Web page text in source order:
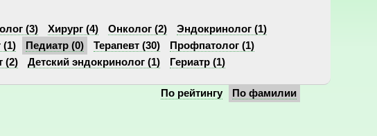
(3) Хирург (4) Онколог (2)
Эндокринолог (1)
(1) Педиатр (0) Терапевт (30)
Профпатолог (1)
(2) Детский эндокринолог (1) Гериатр (1)
По рейтингу
По фамилии